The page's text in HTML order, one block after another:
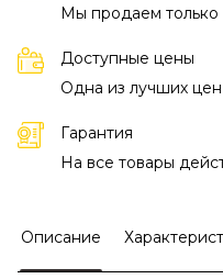
Мы продаем только
Доступные цены
Одна из лучших
Гарантия
На все товары
Описание